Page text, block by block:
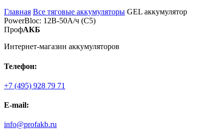
Главная Все тяговые аккумуляторы GEL аккумулятор
PowerBloc: 12В-50А/ч (С5)
ПрофАКБ
Интернет-магазин аккумуляторов
Телефон:
+7 (495) 928 79 71
E-mail:
info@profakb.ru